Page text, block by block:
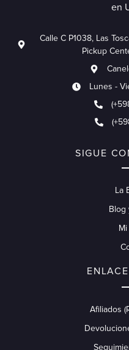
en
Calle C P1038, Las
Pickup
Lunes -
SIGUE
La
Blog
Afiliados